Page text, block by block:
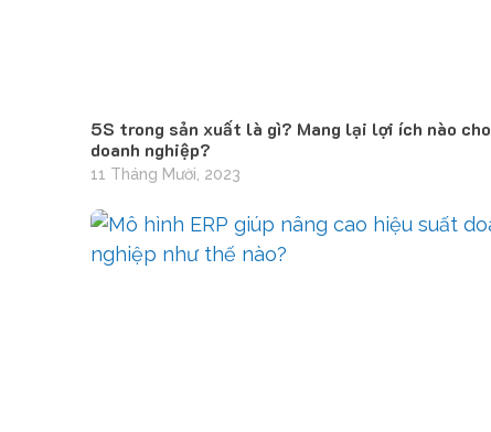
5S trong sản xuất là gì? Mang lại lợi ích nào cho
doanh nghiệp?
11 Tháng Mười, 2023